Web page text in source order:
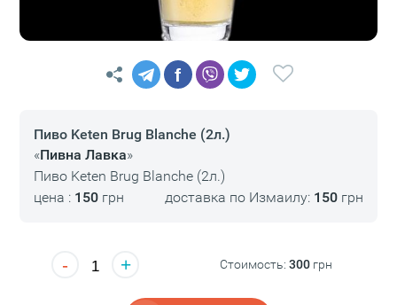
f
Пиво Keten Brug Blanche (2л.)
«Пивна Лавка»
Пиво Keten Brug Blanche (2л.)
цена : 150грн доставка по Измаилу: 150 грн
- + Стоимость:300 грн